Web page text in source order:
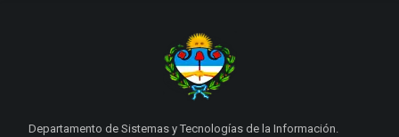
Departamento de Sistemas y Tecnologías de la Información.